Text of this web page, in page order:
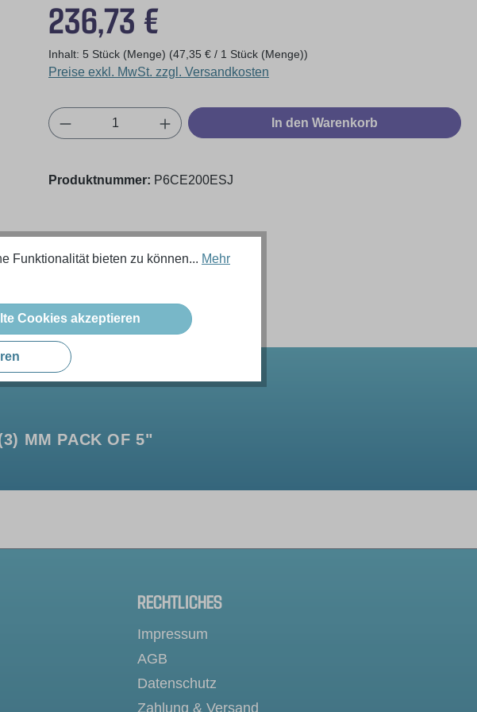
236,73 €
Inhalt: 5 Stück (Menge) (47,35 € / 1 Stück (Menge))
Preise exkl. MwSt. zzgl. Versandkosten
Produkt Anzahl: Gib den gewünschten Wert ein
In den Warenkorb
Produktnummer: P6CE200ESJ
MM PACK OF 5"
RECHTLICHES
Impressum
AGB
Datenschutz
Zahlung & Versand
Funktionalität bieten zu können... Mehr
Cookies akzeptieren